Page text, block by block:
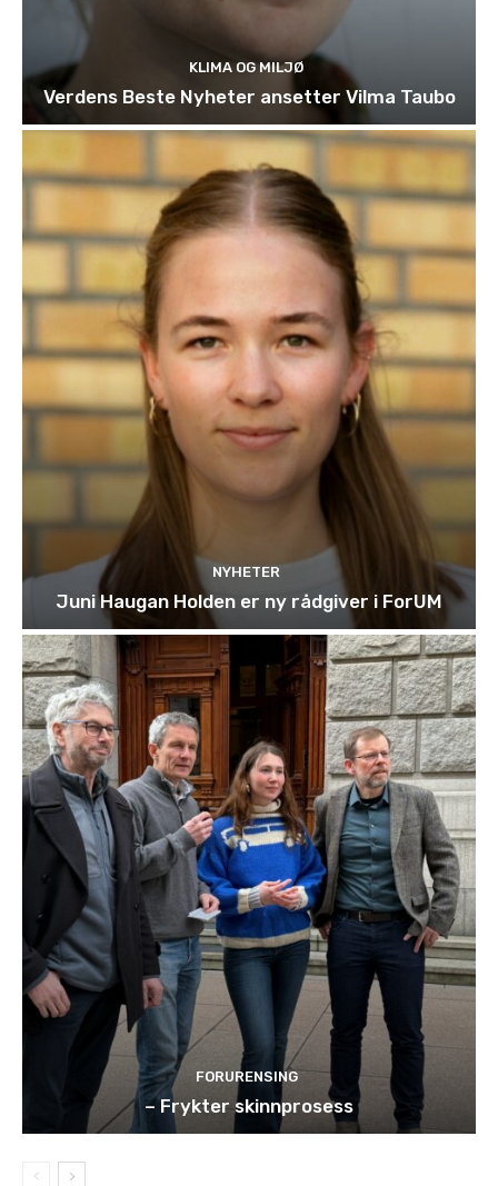
KLIMA OG MILJØ
Verdens Beste Nyheter ansetter Vilma Taubo
NYHETER
Juni Haugan Holden er ny rådgiver i ForUM
FORURENSING
– Frykter skinnprosess